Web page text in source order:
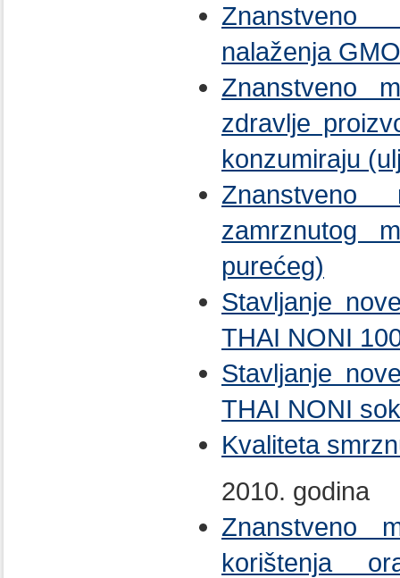
Znanstveno
nalaženja
Znanstveno
zdravlje
konzumiraju
zamrznutog
purećeg)
Stavljanje
THAI NONI
Stavljanje
THAI NONI sok
Kvaliteta
2010. godina
Znanstveno
korištenja